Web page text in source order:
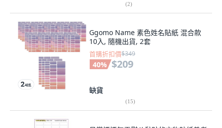
(2)
Ggomo Name 素色姓名貼紙 混合款
10入, 隨機出貨, 2套
首購折扣價$349
40% $209
缺貨
(15)